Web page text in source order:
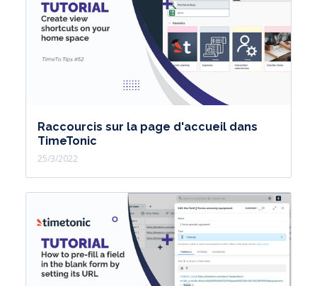
Raccourcis sur la page d'accueil dans
TimeTonic
25/3/2022